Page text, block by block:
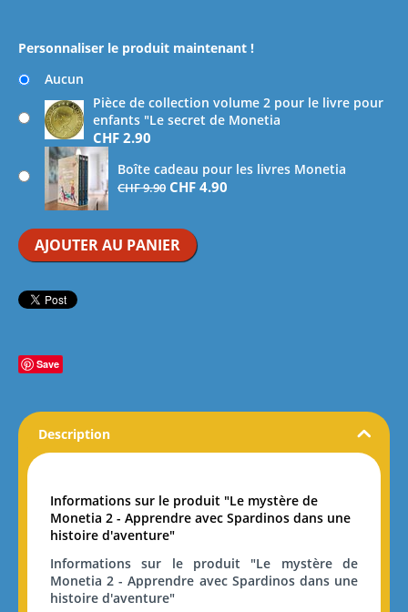
Personnaliser le produit maintenant !
Aucun
Pièce de collection volume 2 pour le livre pour
enfants "Le secret de Monetia
CHF2.90
Boîte cadeau pour les livres Monetia
CHF9.90 CHF 4.90
AJOUTER AU PANIER
Save
Description
Informations sur le produit "Le mystère de
Monetia 2 - Apprendre avec Spardinos dans une
histoire d'aventure"
Informations sur le produit "Le mystère de
Monetia 2 - Apprendre avec Spardinos dans une
histoire d'aventure"